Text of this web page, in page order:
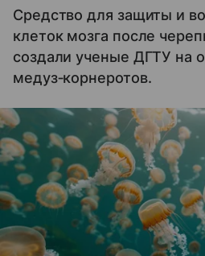
Средство для защиты и
клеток мозга после
создали ученые ДГТУ на
медуз‑корнеротов.